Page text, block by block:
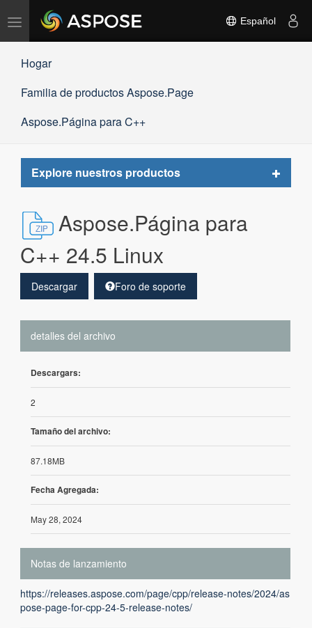
Alternar
navegación
Español
Hogar
Familia de productos Aspose.Page
Aspose.Página para C++
Explore nuestros productos
Toggle
Aspose.Página para
C++ 24.5 Linux
Descargar Foro de soporte
detalles del archivo
Descargars:
2
Tamaño del archivo:
87.18MB
Fecha Agregada:
May 28, 2024
Notas de lanzamiento
https://releases.aspose.com/page/cpp/release-notes/2024/as
pose-page-for-cpp-24-5-release-notes/